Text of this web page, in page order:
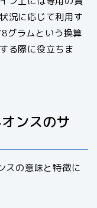
況に応じて利用す
グラムという換算
る際に役立ちま
ンスのサ
スの意味と特徴に